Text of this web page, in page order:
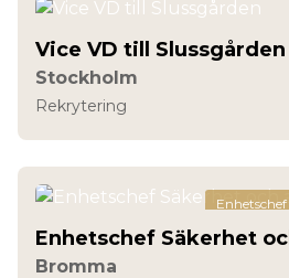
Vice VD till Slussgården
Stockholm
Rekrytering
Enhetschef Säkerhet
Bromma